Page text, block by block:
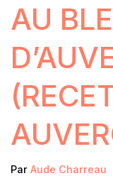
AU
Par Aude Charreau